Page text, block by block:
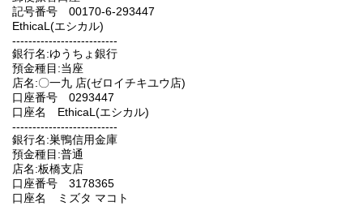
記号番号 00170-6-293447
EthicaL(エシカル)
--------------------------
銀行名:ゆうちょ銀行
預金種目:当座
店名:〇一九 店(ゼロイチキユウ店)
口座番号 0293447
口座名 EthicaL(エシカル)
--------------------------
銀行名:巣鴨信用金庫
預金種目:普通
店名:板橋支店
口座番号 3178365
口座名 ミズタ マコト